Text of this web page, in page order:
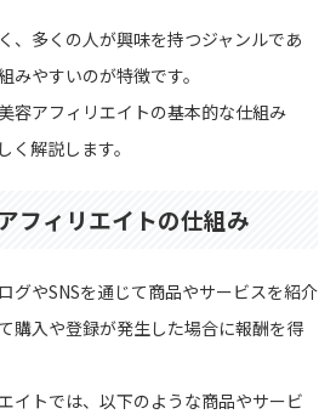
、多くの人が興味を持つジャンルであ
みやすいのが特徴です。
容アフィリエイトの基本的な仕組み
く解説します。
フィリエイトの仕組み
グやSNSを通じて商品やサービスを紹介
購入や登録が発生した場合に報酬を得
イトでは、以下のような商品やサービ